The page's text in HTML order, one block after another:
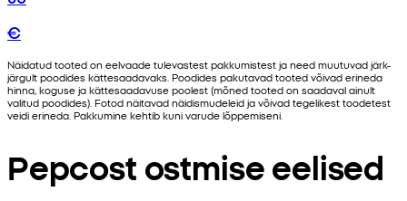
€
Näidatud tooted on eelvaade tulevastest pakkumistest ja need muutuvad järk-
järgult poodides kättesaadavaks. Poodides pakutavad tooted võivad erineda
hinna, koguse ja kättesaadavuse poolest (mõned tooted on saadaval ainult
valitud poodides). Fotod näitavad näidismudeleid ja võivad tegelikest toodetest
veidi erineda. Pakkumine kehtib kuni varude lõppemiseni.
Pepcost ostmise eelised